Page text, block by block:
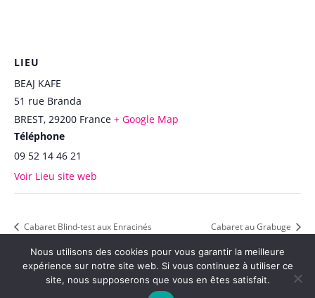
LIEU
BEAJ KAFE
51 rue Branda
BREST, 29200 France + Google Map
Téléphone
09 52 14 46 21
Voir Lieu site web
Cabaret Blind-test aux Enracinés Cabaret au Grabuge
Nous utilisons des cookies pour vous garantir la meilleure
expérience sur notre site web. Si vous continuez à utiliser ce
site, nous supposerons que vous en êtes satisfait.